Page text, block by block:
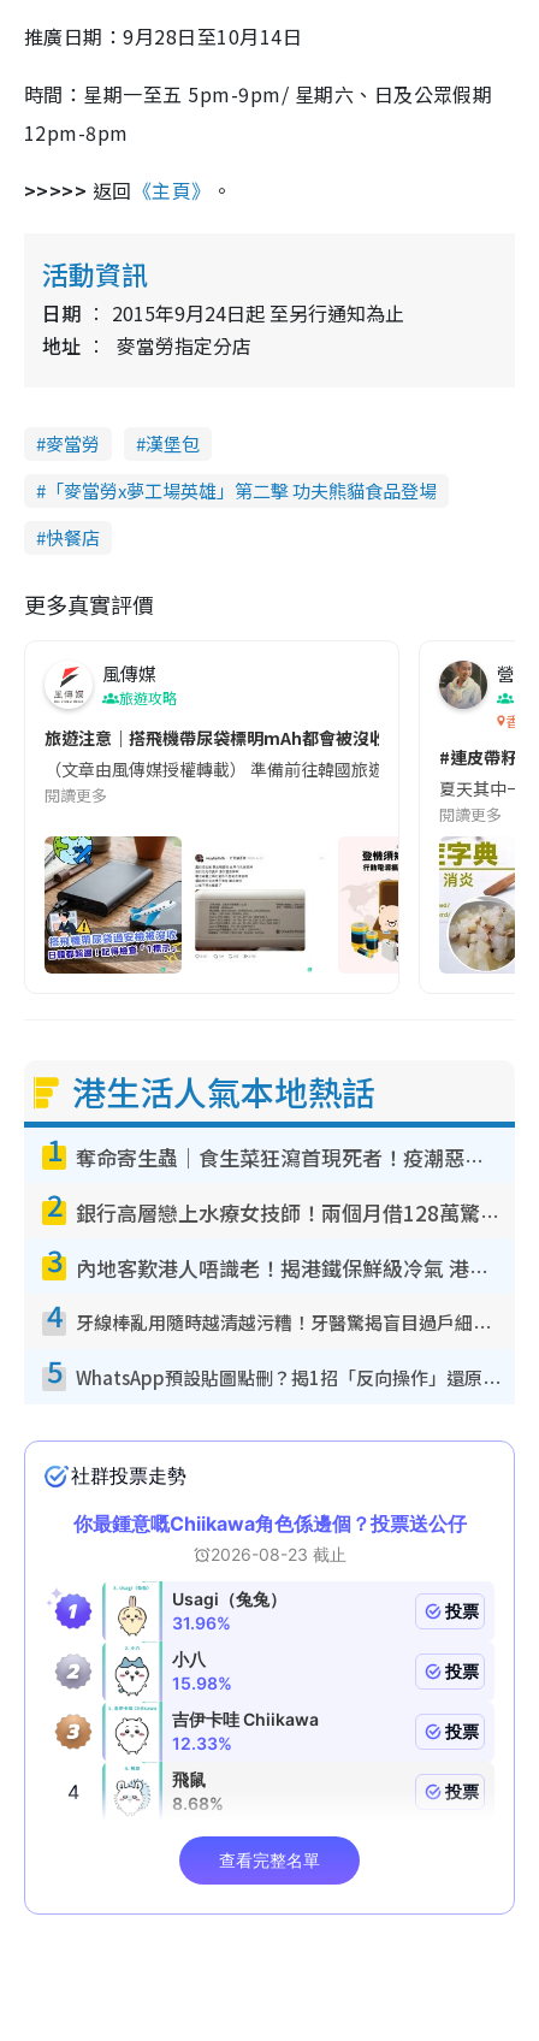
推廣日期：9月28日至10月14日
時間：星期一至五 5pm-9pm/ 星期六、日及公眾假期
12pm-8pm
>>>>> 返回 《主頁》 。
活動資訊
日期
2015年9月24日起 至另行通知為止
地址
麥當勞指定分店
麥當勞
漢堡包
「麥當勞x夢工場英雄」第二擊 功夫熊貓食品登場
快餐店
更多真實評價
風傳媒
旅遊攻略
旅遊注意｜搭飛機帶尿袋標明mAh都會被沒收😱出發前切記檢查
（文章由風傳媒授權轉載） 準備前往韓國旅遊的民眾，近期要
閱讀更多
營養
香港
#連皮帶籽
夏天其中一
閱讀更多
港生活人氣本地熱話
1 奪命寄生蟲｜食生菜狂瀉首現死者！疫潮惡化錄1.8萬宗病例 揭洗菜3大謬誤
2 銀行高層戀上水療女技師！兩個月借128萬驚覺「沉船」沉落火海 揭背後疑似邪教操控賣淫
3 內地客歎港人唔識老！揭港鐵保鮮級冷氣 港人求放過：咪投訴
4 牙線棒亂用隨時越清越污糟！牙醫驚揭盲目過戶細菌恐致蛀牙：呢種先係日常真保養
5 WhatsApp預設貼圖點刪？揭1招「反向操作」還原簡潔介面 附3步實測教學